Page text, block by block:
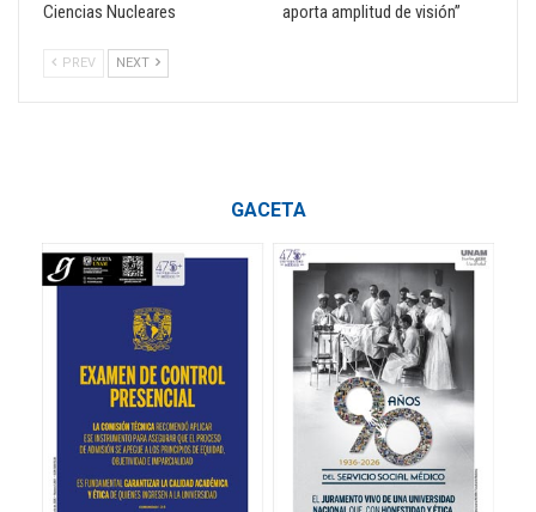
Ciencias Nucleares
aporta amplitud de visión”
PREV NEXT
GACETA